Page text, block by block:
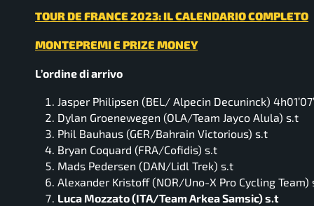
TOUR DE FRANCE 2023: IL CALENDARIO COMPLETO
MONTEPREMI E PRIZE MONEY
L’ordine di arrivo
Jasper Philipsen (BEL/ Alpecin Decuninck)
Dylan Groenewegen (OLA/Team Jayco Alula) s.t
Phil Bauhaus (GER/Bahrain Victorious) s.t
Bryan Coquard (FRA/Cofidis) s.t
Mads Pedersen (DAN/Lidl Trek) s.t
Alexander Kristoff (NOR/Uno-X Pro Cycling Team)
Luca Mozzato (ITA/Team Arkea Samsic) s.t